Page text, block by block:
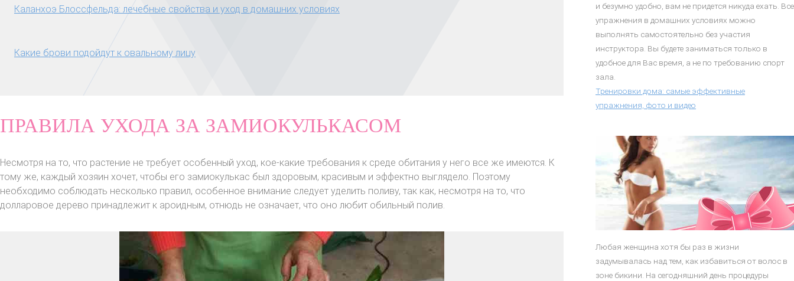
Каланхоэ Блоссфельда: лечебные свойства и уход в домашних условиях
Какие брови подойдут к овальному лицу
ПРАВИЛА УХОДА ЗА ЗАМИОКУЛЬКАСОМ
Несмотря на то, что растение не требует особенный уход, кое-какие требования к среде обитания у него все же имеются. К
тому же, каждый хозяин хочет, чтобы его замиокулькас был здоровым, красивым и эффектно выглядело. Поэтому
необходимо соблюдать несколько правил, особенное внимание следует уделить поливу, так как, несмотря на то, что
долларовое дерево принадлежит к ароидным, отнюдь не означает, что оно любит обильный полив.
и безумно удобно, вам не придется никуда ехать. Все
упражнения в домашних условиях можно
выполнять самостоятельно без участия
инструктора. Вы будете заниматься только в
удобное для Вас время, а не по требованию спорт
зала.
Тренировки дома: самые эффективные
упражнения, фото и видео
Любая женщина хотя бы раз в жизни
задумывалась над тем, как избавиться от волос в
зоне бикини. На сегодняшний день процедуры